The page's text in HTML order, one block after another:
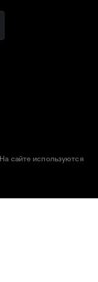
На сайте используются